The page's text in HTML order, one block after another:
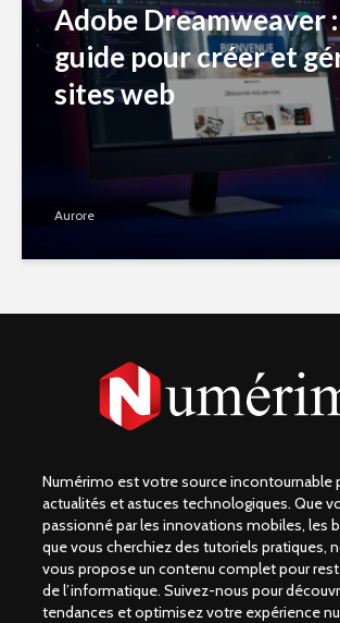
Adobe Dreamweaver
guide pour créer et
sites web
Aurore
Numérimo est votre source incontournable
actualités et astuces technologiques. Que
passionné par les innovations mobiles, les
que vous cherchiez des tutoriels pratiques,
vous propose un contenu complet pour
de l’informatique. Suivez-nous pour
tendances et optimisez votre expérience